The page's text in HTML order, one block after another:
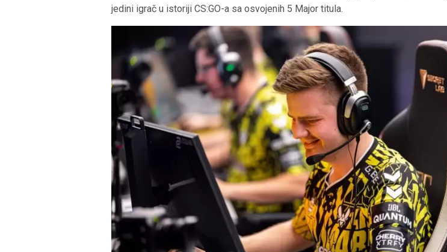
jedini igrač u istoriji CS:GO-a sa osvojenih 5 Major titula.